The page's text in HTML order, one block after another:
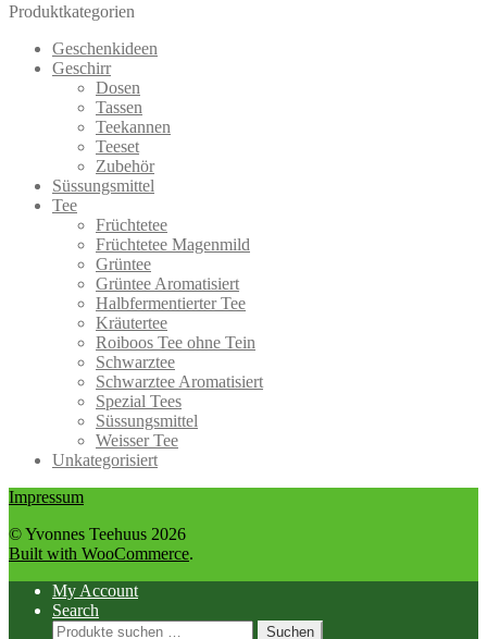
Produktkategorien
Geschenkideen
Geschirr
Dosen
Tassen
Teekannen
Teeset
Zubehör
Süssungsmittel
Tee
Früchtetee
Früchtetee Magenmild
Grüntee
Grüntee Aromatisiert
Halbfermentierter Tee
Kräutertee
Roiboos Tee ohne Tein
Schwarztee
Schwarztee Aromatisiert
Spezial Tees
Süssungsmittel
Weisser Tee
Unkategorisiert
Impressum
© Yvonnes Teehuus 2026
Built with WooCommerce.
My Account
Search
Suchen
Suchen